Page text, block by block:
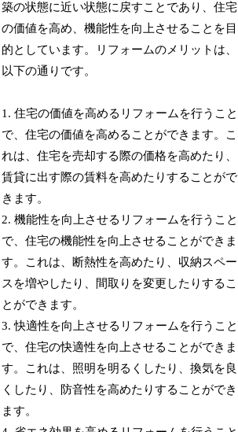
築の状態に近い状態に戻すことであり、住宅
の価値を高め、機能性を向上させることを目
的としています。リフォームのメリットは、
以下の通りです。
1. 住宅の価値を高めるリフォームを行うこと
で、住宅の価値を高めることができます。こ
れは、住宅を売却する際の価格を高めたり、
賃貸に出す際の賃料を高めたりすることがで
きます。
2. 機能性を向上させるリフォームを行うこと
で、住宅の機能性を向上させることができま
す。これは、断熱性を高めたり、収納スペー
スを増やしたり、間取りを変更したりするこ
とができます。
3. 快適性を向上させるリフォームを行うこと
で、住宅の快適性を向上させることができま
す。これは、照明を明るくしたり、換気を良
くしたり、防音性を高めたりすることができ
ます。